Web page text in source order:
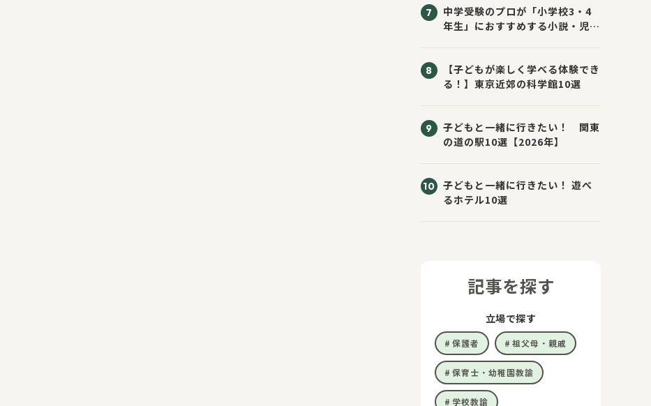
中学受験のプロが「小学校3・4
年生」におすすめする小説・児童
【子どもが楽しく学べる体験でき
る！】東京近郊の科学館10選
子どもと一緒に行きたい！ 関東
の道の駅10選【2026年】
子どもと一緒に行きたい！ 遊べ
るホテル10選
記事を探す
立場で探す
保護者 祖父母・親戚
保育士・幼稚園教諭
学校教諭